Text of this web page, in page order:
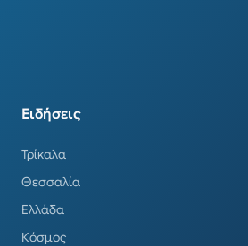
Ειδήσεις
Τρίκαλα
Θεσσαλία
Ελλάδα
Κόσμος